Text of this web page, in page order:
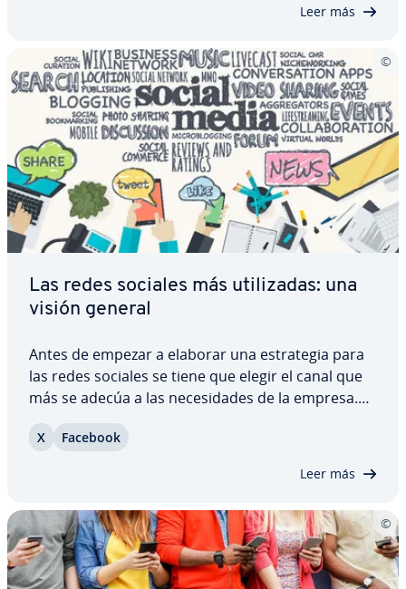
Leer más
Las redes sociales más uti­li­za­das: una
visión general
Antes de empezar a elaborar una es­tra­te­gia para
las redes sociales se tiene que elegir el canal que
más se adecúa a las ne­ce­si­da­des de la empresa.
otras redes sociales para empresas que permiten
X Facebook
Leer más